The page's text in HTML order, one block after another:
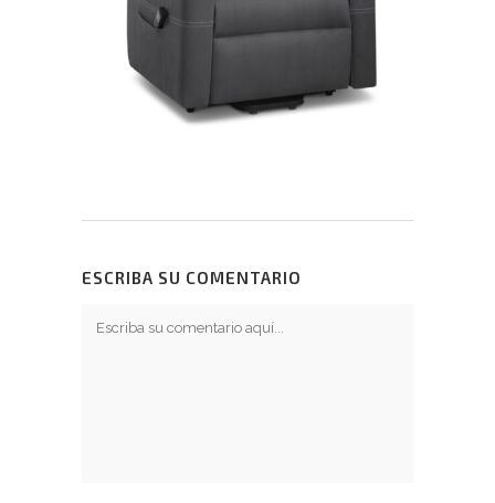
ESCRIBA SU COMENTARIO